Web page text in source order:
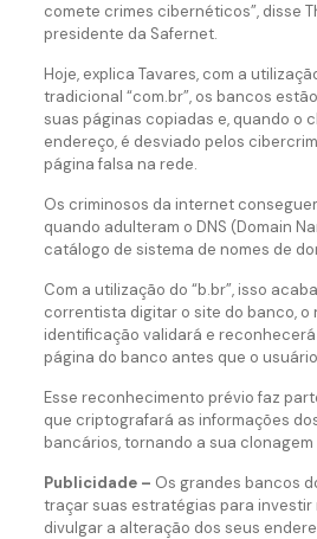
comete crimes cibernéticos”, disse
presidente da Safernet.
Hoje, explica Tavares, com a
tradicional “com.br”, os bancos
suas páginas copiadas e, quando o
endereço, é desviado pelos
página falsa na rede.
Os criminosos da internet
quando adulteram o DNS (Domain
catálogo de sistema de nomes de
Com a utilização do “b.br”, isso
correntista digitar o site do banco, o
identificação validará e
página do banco antes que o
Esse reconhecimento prévio faz
que criptografará as informações
bancários, tornando a sua clonagem
Publicidade – Os grandes bancos
traçar suas estratégias para investir
divulgar a alteração dos seus